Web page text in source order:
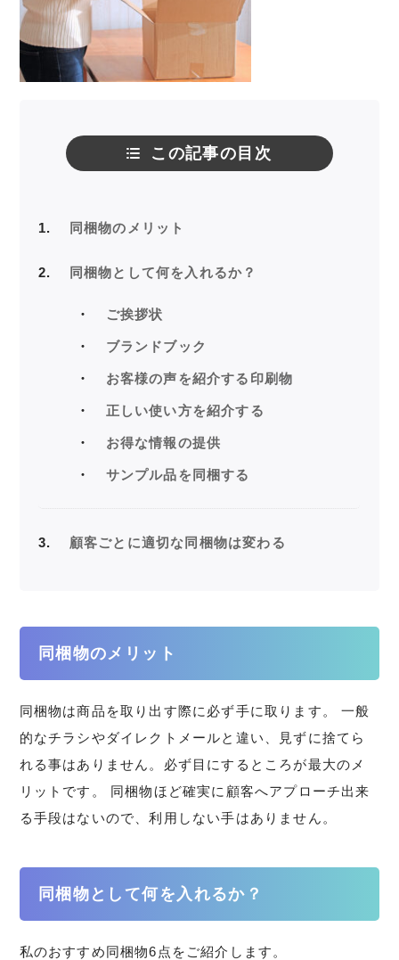
この記事の目次
1 同梱物のメリット
2 同梱物として何を入れるか？
ご挨拶状
ブランドブック
お客様の声を紹介する印刷物
正しい使い方を紹介する
お得な情報の提供
サンプル品を同梱する
3 顧客ごとに適切な同梱物は変わる
同梱物のメリット
同梱物は商品を取り出す際に必ず手に取ります。 一般
的なチラシやダイレクトメールと違い、見ずに捨てら
れる事はありません。必ず目にするところが最大のメ
リットです。 同梱物ほど確実に顧客へアプローチ出来
る手段はないので、利用しない手はありません。
同梱物として何を入れるか？
私のおすすめ同梱物6点をご紹介します。